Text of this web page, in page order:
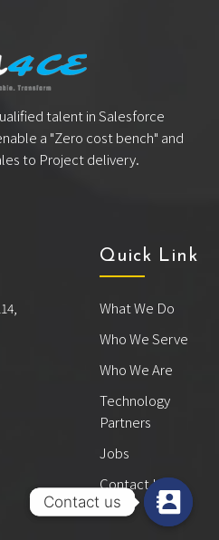
talent in Salesforce
a "Zero cost bench" and
to Project delivery.
Quick Link
What We Do
Who We Serve
Who We Are
Technology
Partners
Jobs
Contact Us
Contact us
Contact us